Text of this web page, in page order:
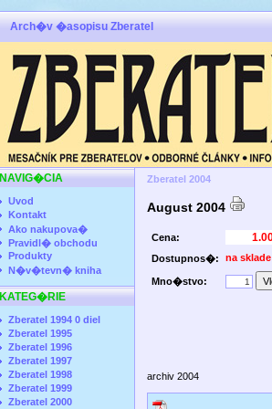
Arch�v �asopisu Zberatel
NAVIG�CIA
Uvod
Kontakt
Ako nakupova�
Pravidl� obchodu
Produkty
N�v�tevn� kniha
KATEG�RIE
Zberatel 1994 0 diel
Zberatel 1995
Zberatel 1996
Zberatel 1997
Zberatel 1998
Zberatel 1999
Zberatel 2000
Zberatel 2004
August 2004
Cena:
Dostupnos�:
na sklade
Mno�stvo:
archiv 2004